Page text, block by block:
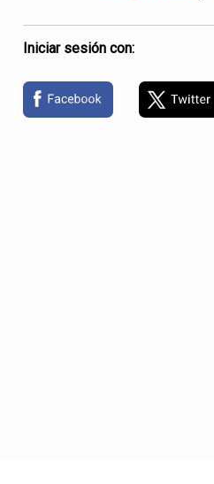
Iniciar sesión con: